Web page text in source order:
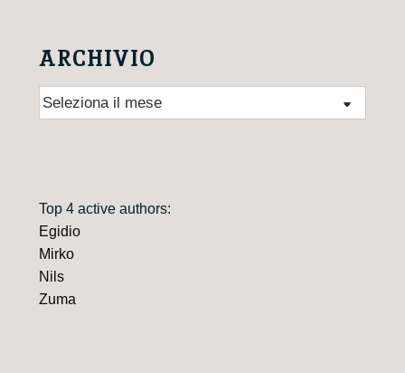
ARCHIVIO
Archivio
Top 4 active authors:
Egidio
Mirko
Nils
Zuma